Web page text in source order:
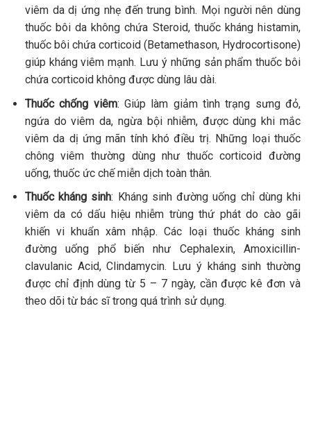
viêm da dị ứng nhẹ đến trung bình. Mọi người nên dùng
thuốc bôi da không chứa Steroid, thuốc kháng histamin,
thuốc bôi chứa corticoid (Betamethason, Hydrocortisone)
giúp kháng viêm mạnh. Lưu ý những sản phẩm thuốc bôi
chứa corticoid không được dùng lâu dài.
Thuốc chống viêm: Giúp làm giảm tình trạng sưng đỏ,
ngứa do viêm da, ngừa bội nhiễm, được dùng khi mắc
viêm da dị ứng mãn tính khó điều trị. Những loại thuốc
chông viêm thường dùng như thuốc corticoid đường
uống, thuốc ức chế miễn dịch toàn thân.
Thuốc kháng sinh: Kháng sinh đường uống chỉ dùng khi
viêm da có dấu hiệu nhiễm trùng thứ phát do cào gãi
khiến vi khuẩn xâm nhập. Các loại thuốc kháng sinh
đường uống phổ biến như Cephalexin, Amoxicillin-
clavulanic Acid, Clindamycin. Lưu ý kháng sinh thường
được chỉ định dùng từ 5 – 7 ngày, cần được kê đơn và
theo dõi từ bác sĩ trong quá trình sử dụng.